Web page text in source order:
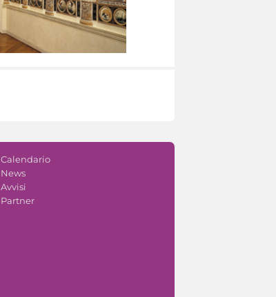
Calendario
News
Avvisi
Partner